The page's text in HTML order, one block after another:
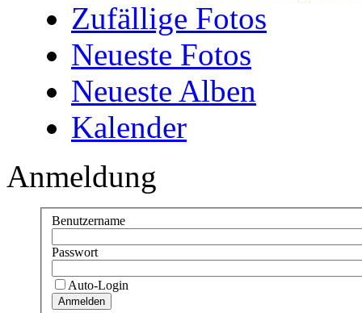
Zufällige Fotos
Neueste Fotos
Neueste Alben
Kalender
Anmeldung
Benutzername
Passwort
Auto-Login